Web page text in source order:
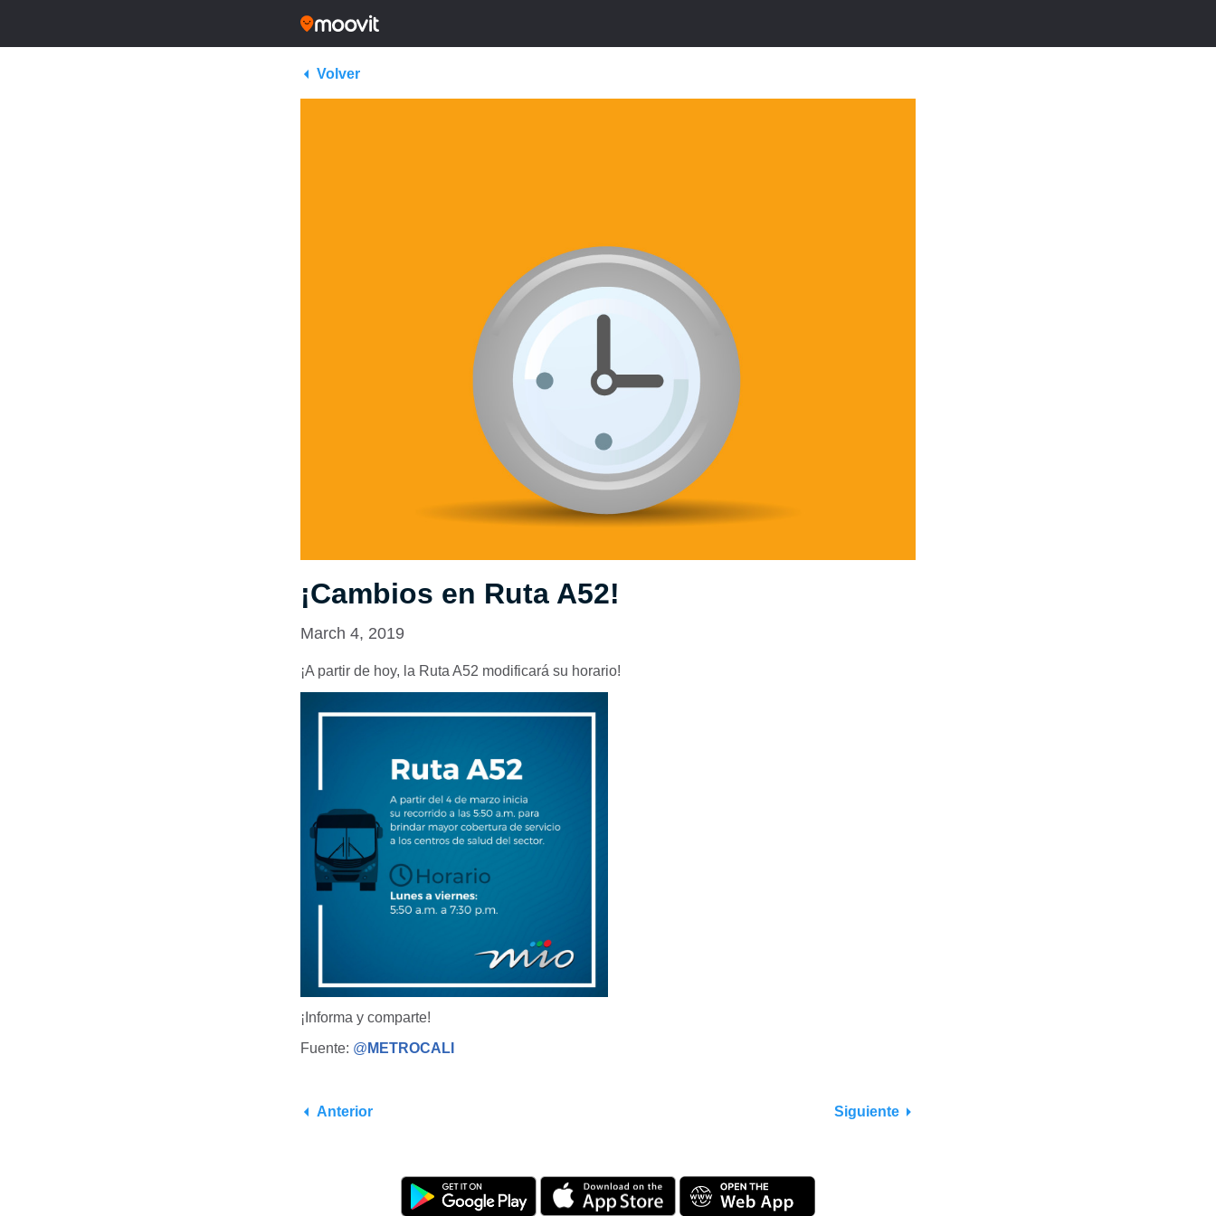
Volver
¡Cambios en Ruta A52!
March 4, 2019
¡A partir de hoy, la Ruta A52 modificará su horario!
¡Informa y comparte!
Fuente: @ METROCALI
Anterior Siguiente